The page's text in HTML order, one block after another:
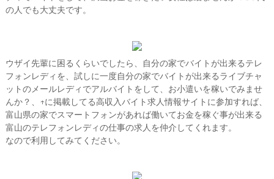
の人でも大丈夫です。
ウザイ先輩に困るくらいでしたら、自分の家でバイトが出来るテレ
フォンレディを、試しに一度自分の家でバイトが出来るライブチャ
ットのメールレディでアルバイトをして、お小遣いを稼いでみませ
んか？、↑に掲載してる高収入バイト求人情報サイトに参加すれば、
富山県の家でスマートフォンがあれば働いてお金を稼ぐ事が出来る
富山のテレフォンレディの仕事の求人を仲介してくれます。
なので利用してみてください。